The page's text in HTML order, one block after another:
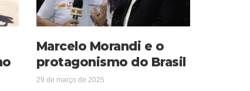
Marcelo Morandi e o
protagonismo do Brasil
29 de março de 2025